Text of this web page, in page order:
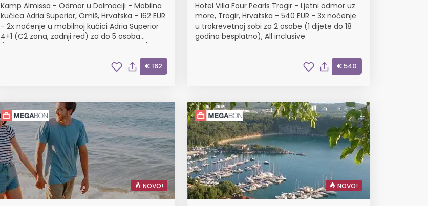
Kamp Almissa - Odmor u Dalmaciji - Mobilna
kućica Adria Superior, Omiš, Hrvatska - 162 EUR
- 2x noćenje u mobilnoj kućici Adria Superior
4+1 (C2 zona, zadnji red) za do 5 osoba
€ 162
Hotel Villa Four Pearls Trogir - Ljetni odmor uz
more, Trogir, Hrvatska - 540 EUR - 3x noćenje
u trokrevetnoj sobi za 2 osobe (1 dijete do 18
godina besplatno), All inclusive
€ 540
NOVO! NOVO!